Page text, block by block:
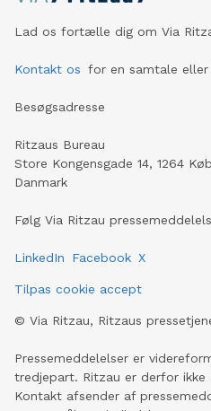
Lad os fortælle dig om Via
Kontakt os for en samtale
Besøgsadresse
Ritzaus Bureau
Store Kongensgade 14, 1264
Danmark
Følg Via Ritzau
LinkedIn Facebook X
Tilpas cookie accept
© Via Ritzau, Ritzaus
Pressemeddelelser er
tredjepart. Ritzau er derfor ikke
Kontakt afsender af